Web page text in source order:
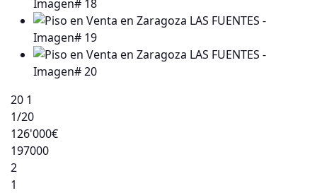
20 1
1/20
126'000€
197000
2
1